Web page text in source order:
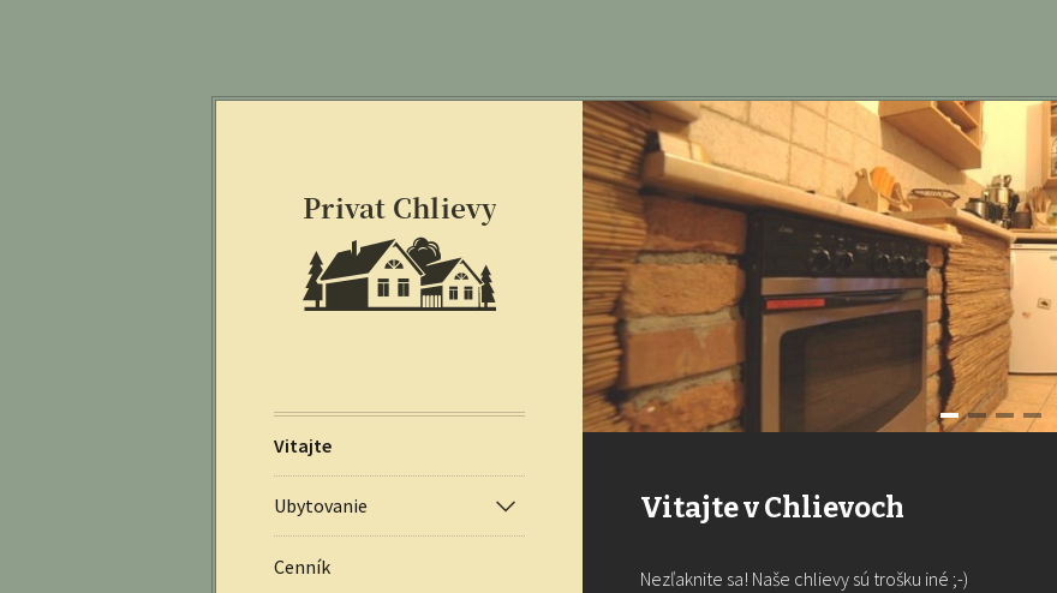
Vitajte
Ubytovanie
Cenník
Vitajte v Chlievoch
Nezľaknite sa! Naše chlievy sú trošku iné ;-)